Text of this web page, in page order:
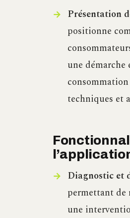
Présentation
positionne
une
techniques et
Diagnostic et
permettant de
une